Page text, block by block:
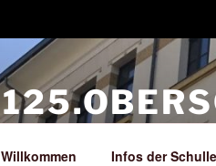
Willkommen Infos der